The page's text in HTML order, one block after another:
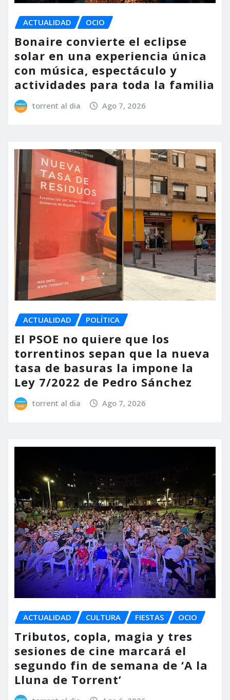
ACTUALIDAD OCIO
Bonaire convierte el eclipse
solar en una experiencia única
con música, espectáculo y
actividades para toda la familia
torrent al dia Ago 7, 2026
ACTUALIDAD POLÍTICA
El PSOE no quiere que los
torrentinos sepan que la nueva
tasa de basuras la impone la
Ley 7/2022 de Pedro Sánchez
torrent al dia Ago 7, 2026
ACTUALIDAD CULTURA FIESTAS OCIO
Tributos, copla, magia y tres
sesiones de cine marcará el
segundo fin de semana de ‘A la
Lluna de Torrent’